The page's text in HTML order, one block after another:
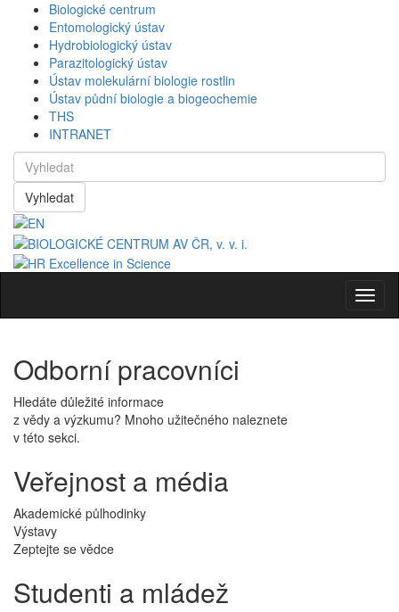
Biologické centrum
Entomologický ústav
Hydrobiologický ústav
Parazitologický ústav
Ústav molekulární biologie rostlin
Ústav půdní biologie a biogeochemie
THS
INTRANET
Vyhledat
Odborní pracovníci
Hledáte důležité informace
z vědy a výzkumu? Mnoho užitečného naleznete
v této sekci.
Veřejnost a média
Akademické půlhodinky
Výstavy
Zeptejte se vědce
Studenti a mládež